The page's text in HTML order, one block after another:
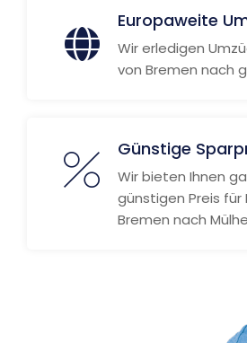
Europaweite
Wir erledigen
von Bremen nach
Günstige
Wir bieten Ihnen
günstigen Preis für
Bremen nach